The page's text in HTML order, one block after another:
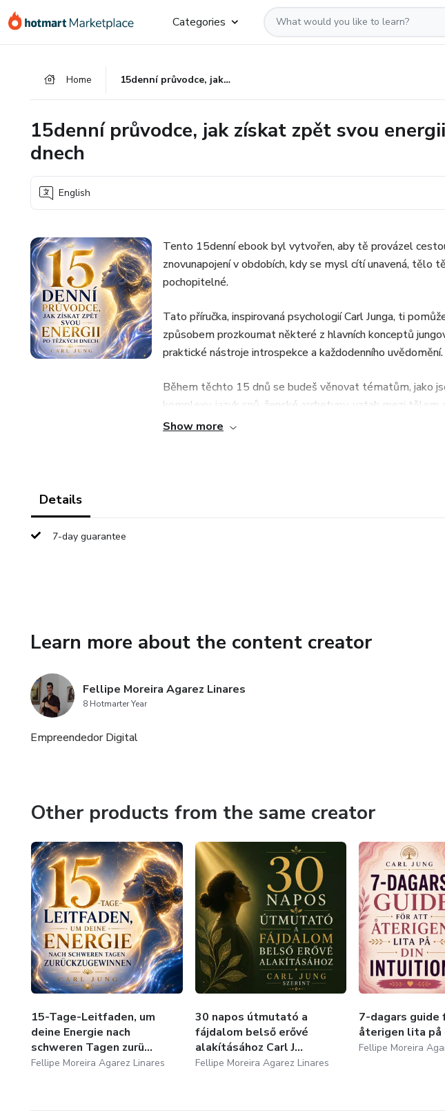
Go
Go
Go
Categories
Home 15denní průvodce, jak získat zpět svou energii po těžkých dnech
15denní průvodce, jak získat zpět svou
dnech
English
Tento 15denní ebook byl vytvořen, aby tě provázel
znovunapojení v obdobích, kdy se mysl cítí unavená, tělo
pochopitelné.
Tato příručka, inspirovaná psychologií Carl Junga, ti
způsobem prozkoumat některé z hlavních konceptů
praktické nástroje introspekce a každodenního uvědomění.
Během těchto 15 dnů se budeš věnovat tématům, jako
komplexy, jazyk snů, ženské archetypy, vztah mezi tělem
proměny.
Show more
Details
7-day guarantee
Learn more about the content creator
Fellipe Moreira Agarez Linares
8 Hotmarter Year
Empreendedor Digital
Other products from the same creator
15-Tage-Leitfaden, um
deine Energie nach
schweren Tagen zurü...
Fellipe Moreira Agarez Linares
30 napos útmutató a
fájdalom belső erővé
alakításához Carl J...
Fellipe Moreira Agarez Linares
7-dagars
återigen lita på
Fellipe Moreira